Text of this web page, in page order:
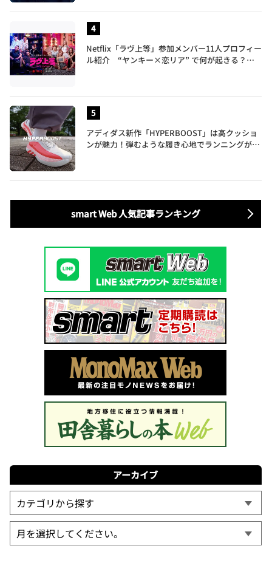
Netflix「ラヴ上等」参加メンバー11人プロフィー
ル紹介 “ヤンキー×恋リア” で何が起きる？地
アディダス新作「HYPERBOOST」は高クッショ
ンが魅力！弾むような履き心地でランニングがも
smart Web 人気記事ランキング
アーカイブ